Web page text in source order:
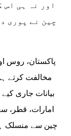
اور نہ ہی اس
چین نے پوری
پاکستان، روس
مخالفت کرتے
بیانات جاری
امارات، قطر،
چین سے منسلک